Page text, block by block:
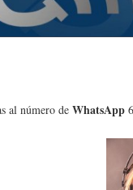
al número deWhatsApp